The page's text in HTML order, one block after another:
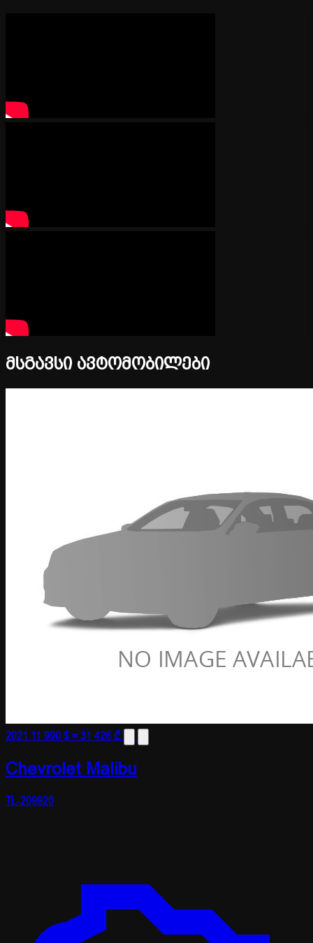
მსგავსი ავტომობილები
2021 11 990 $≈ 31 426 ₾
Chevrolet Malibu
TL-209920